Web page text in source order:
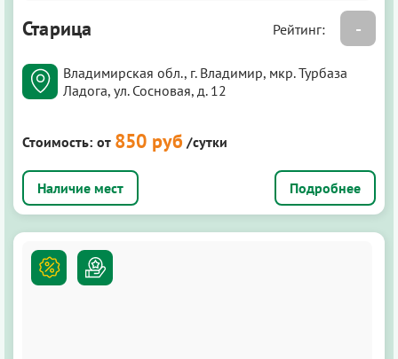
Старица Рейтинг: -
Владимирская обл., г. Владимир, мкр. Турбаза
Ладога, ул. Сосновая, д. 12
Стоимость: от 850 руб /сутки
Подробнее